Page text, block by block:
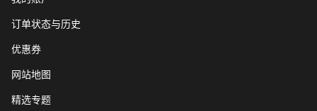
订单状态与历史
优惠券
网站地图
精选专题